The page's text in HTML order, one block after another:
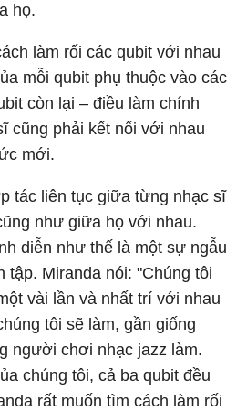
họ.
làm rối các qubit với nhau
mỗi qubit phụ thuộc vào các
còn lại – điều làm chính
cũng phải kết nối với nhau
mới.
tác liên tục giữa từng nhạc sĩ
như giữa họ với nhau.
diễn như thế là một sự ngẫu
tập. Miranda nói: "Chúng tôi
vài lần và nhất trí với nhau
tôi sẽ làm, gần giống
người chơi nhạc jazz làm.
chúng tôi, cả ba qubit đều
rất muốn tìm cách làm rối